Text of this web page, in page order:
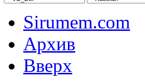
Sirumem.com
Архив
Вверх